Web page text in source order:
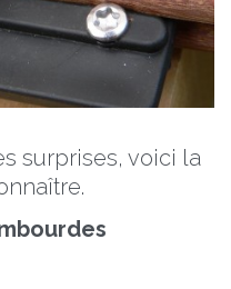
surprises, voici la